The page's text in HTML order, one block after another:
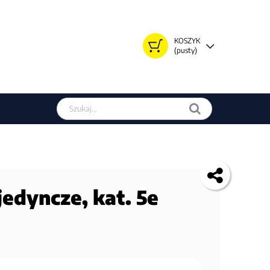
KOSZYK
(pusty)
Szukaj w sklepie
kat. 5e